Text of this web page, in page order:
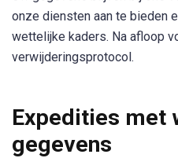
onze diensten aan te bieden
wettelijke kaders. Na afloop
verwijderingsprotocol.
Expedities met
gegevens